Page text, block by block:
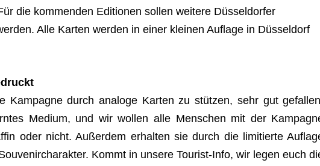
die kom­men­den Edi­tio­nen sol­len wei­tere Düs­sel­dor­fer
Alle Kar­ten wer­den in einer klei­nen Auf­lage in Düs­sel­dorf
Kam­pa­gne durch ana­loge Kar­ten zu stüt­zen, sehr gut
Medium, und wir wol­len alle Men­schen mit der
oder nicht. Außer­dem erhal­ten sie durch die limi­tierte
Kommt in unsere Tou­rist-Info, wir legen euch